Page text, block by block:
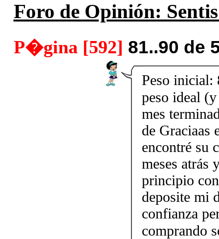
Foro de Opinión:
P�gina [592] 81..90 de
Peso inicial:
peso ideal
mes
de Graciaas
encontré su
meses atrás
principio
deposite mi
confianza
comprando